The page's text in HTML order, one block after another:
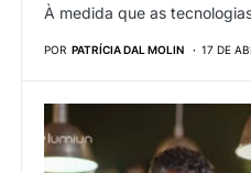
À medida que as
POR PATRÍCIA DAL MOLIN 17 DE